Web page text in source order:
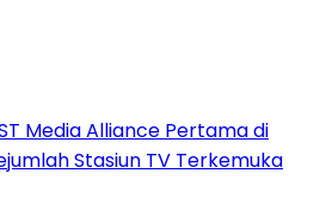
Media Alliance Pertama di
Stasiun TV Terkemuka